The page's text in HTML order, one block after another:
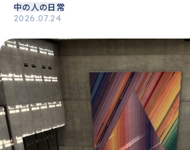
中の人の日常
2026.07.24